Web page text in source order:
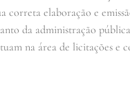
correta elaboração e
da administração
na área de licitações e